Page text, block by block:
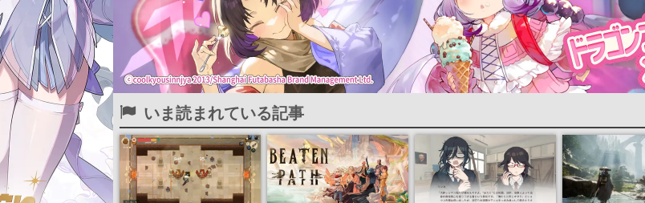
いま読まれている記事